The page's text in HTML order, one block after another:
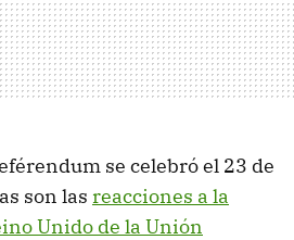
se celebró el 23 de
son las reacciones a la
Unido de la Unión